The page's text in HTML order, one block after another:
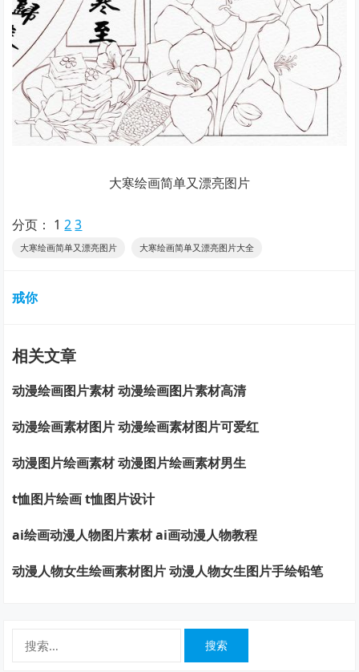
大寒绘画简单又漂亮图片
分页： 1 2 3
大寒绘画简单又漂亮图片 大寒绘画简单又漂亮图片大全
戒你
相关文章
动漫绘画图片素材 动漫绘画图片素材高清
动漫绘画素材图片 动漫绘画素材图片可爱红
动漫图片绘画素材 动漫图片绘画素材男生
t恤图片绘画 t恤图片设计
ai绘画动漫人物图片素材 ai画动漫人物教程
动漫人物女生绘画素材图片 动漫人物女生图片手绘铅笔